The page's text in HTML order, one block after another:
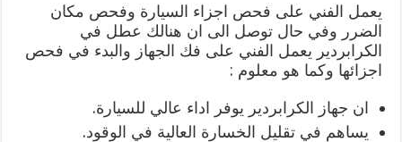
يعمل الفني على فحص اجزاء السيارة وفحص مكان
الضرر وفي حال توصل الى ان هنالك عطل في
الكرابردير يعمل الفني على فك الجهاز والبدء في فحص
اجزائها وكما هو معلوم :
ان جهاز الكرابردير يوفر اداء عالي للسيارة.
يساهم في تقليل الخسارة العالية في الوقود.